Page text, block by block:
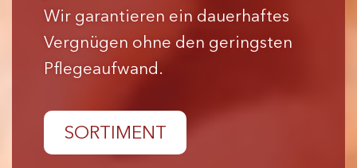
Wir garantieren ein dauerhaftes
Vergnügen ohne den geringsten
Pflegeaufwand.
SORTIMENT